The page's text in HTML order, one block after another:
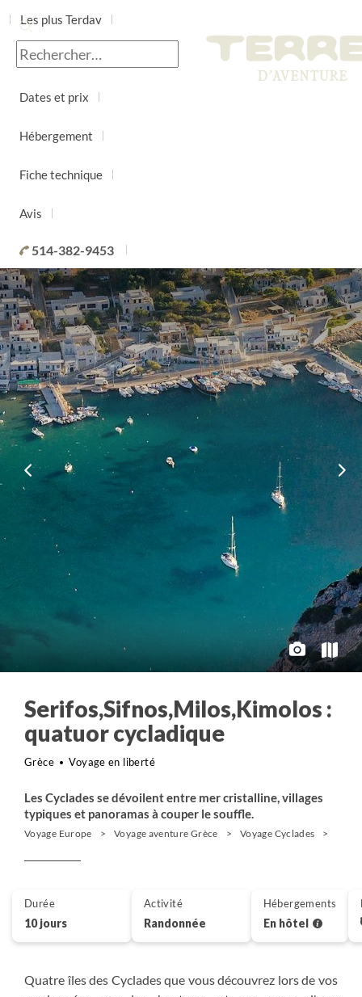
Les plus Terdav
Jour par jour
Dates et prix
Hébergement
Fiche technique
Avis
514-382-9453
Serifos,Sifnos,Milos,Kimolos :
quatuor cycladique
Grèce Voyage en liberté
Les Cyclades se dévoilent entre mer cristalline, villages
typiques et panoramas à couper le souffle.
Voyage Europe Voyage aventure Grèce Voyage Cyclades
Quatre îles des Cyclades que vous découvrez lors de vos
Durée
10 jours
Activité
Randonnée
Hébergements
En hôtel